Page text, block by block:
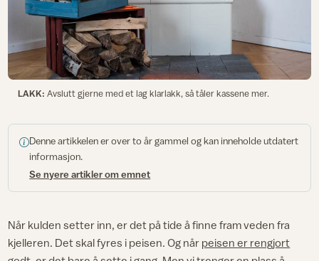
LAKK: Avslutt gjerne med et lag klarlakk, så tåler kassene mer.
Denne artikkelen er over to år gammel og kan inneholde utdatert
informasjon.
Se nyere artikler om emnet
Når kulden setter inn, er det på tide å finne fram veden fra
kjelleren. Det skal fyres i peisen. Og når peisen er rengjort